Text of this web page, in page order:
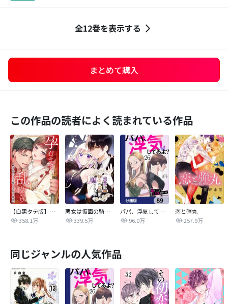
全12巻を表示する
まとめて購入
この作品の読者によく読まれている作品
【白黒タテ版】孕むまで乱れいけ～身代わり花嫁と軍服の猛愛
358.1万
悪女は仮面の騎士に騙されない
339.5万
パパ、浮気してるよ？娘と二人でクズ夫を捨てます【分冊版】
96.0万
恋と弾丸
257.9万
同じジャンルの人気作品